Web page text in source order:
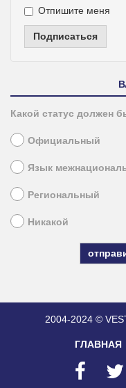
Отпишите меня
Подписаться
Какой статус должен
Официальный
Язык
Региональный
Никакой
2004-2024 ©
ГЛАВНАЯ